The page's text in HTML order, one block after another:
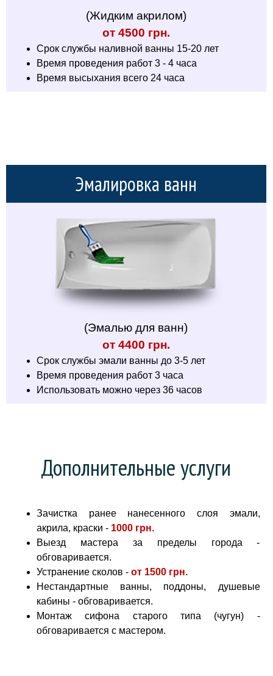
(Жидким акрилом)
от 4500 грн.
Срок службы наливной ванны 15-20 лет
Время проведения работ 3 - 4 часа
Время высыхания всего 24 часа
Эмалировка ванн
(Эмалью для ванн)
от 4400 грн.
Срок службы эмали ванны до 3-5 лет
Время проведения работ 3 часа
Использовать можно через 36 часов
Дополнительные услуги
Зачистка ранее нанесенного слоя эмали,
акрила, краски - 1000 грн.
Выезд мастера за пределы города -
обговаривается.
Устранение сколов - от 1500 грн.
Нестандартные ванны, поддоны, душевые
кабины - обговаривается.
Монтаж сифона старого типа (чугун) -
обговаривается с мастером.